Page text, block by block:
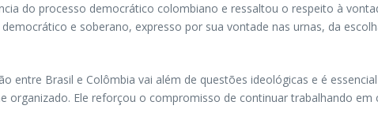
do processo democrático colombiano e ressaltou o respeito à
e soberano, expresso por sua vontade nas urnas, da
entre Brasil e Colômbia vai além de questões ideológicas e é
Ele reforçou o compromisso de continuar trabalhando